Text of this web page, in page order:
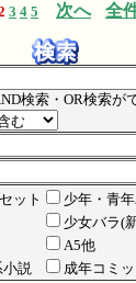
3 4 5 次へ 全
検索・OR検索が
ット 少年・青
少女バラ(
A5他
説
成年コミッ